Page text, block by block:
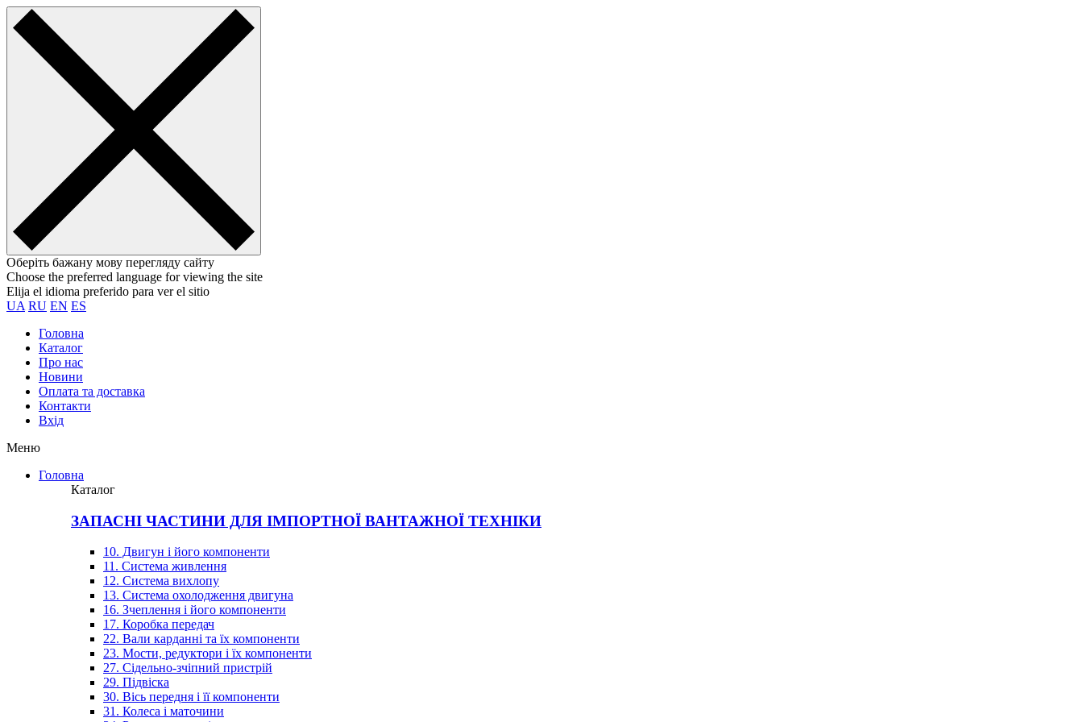
Оберіть бажану мову перегляду сайту
Choose the preferred language for viewing the site
Elija el idioma preferido para ver el sitio
UA RU EN ES
Головна
Каталог
Про нас
Новини
Оплата та доставка
Контакти
Вхiд
Меню
Головна
Каталог
ЗАПАСНІ ЧАСТИНИ ДЛЯ ІМПОРТНОЇ ВАНТАЖНОЇ ТЕХНІКИ
10. Двигун і його компоненти
11. Система живлення
12. Система вихлопу
13. Система охолодження двигуна
16. Зчеплення і його компоненти
17. Коробка передач
22. Вали карданні та їх компоненти
23. Мости, редуктори і їх компоненти
27. Сідельно-зчіпний пристрій
29. Підвіска
30. Вісь передня і її компоненти
31. Колеса і маточини